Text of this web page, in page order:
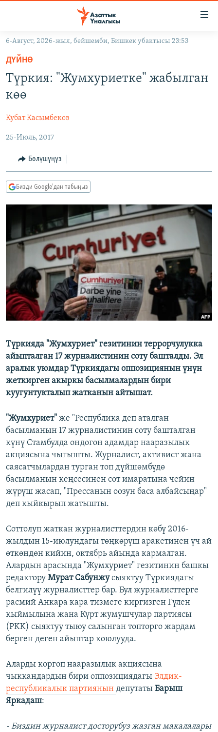
Навигацияга
өтүңүз
Издөөгө
салыңыз
ЖАҢЫЛЫКТАР
КЫРГЫЗСТАН
КЫРГЫЗСТАН
ЭКОНОМИКА
МАДАНИЯТ
ДҮЙНӨ
БОРБОР АЗИЯ
АТАЙЫН ИЛИКТӨӨ
ТВ ПРОГРАММАЛАР
БҮГҮН АЗАТТЫКТА
БИЗ ЖАНА ДҮЙНӨ
ЭЖЕ-СИҢДИЛЕР
АЗАТТЫК+
ЫҢГАЙСЫЗ СУРООЛОР
ПОДКАСТ
ӨЗГӨЧӨ ПИКИР
ОНЛАЙН ШЕРИНЕ
ЭЕ/АРнун бардык сайттары
6-Август, 2026-жыл, бейшемби, Бишкек убактысы 23:53
ДҮЙНӨ
Түркия: "Жумхуриетке" жабылган
көө
Кубат Касымбеков
25-Июль, 2017
Бөлүшүңүз
Бизди Google'дан табыңыз
Түркияда "Жумхуриет" гезитинин террорчулукка
айыпталган 17 журналистинин соту башталды. Эл
аралык уюмдар Түркиядагы оппозициянын үнүн
жеткирген акыркы басылмалардын бири
куугунтукталып жатканын айтышат.
"Жумхуриет" же "Республика деп аталган
басылманын 17 журналистинин соту башталган
күнү Стамбулда ондогон адамдар нааразылык
акциясына чыгышты. Журналист, активист жана
саясатчылардан турган топ дүйшөмбүдө
басылманын кеңсесинен сот имаратына чейин
жүрүш жасап, "Прессанын оозун баса албайсыңар"
деп кыйкырып жатышты.
Соттолуп жаткан журналисттердин көбү 2016-
жылдын 15-июлундагы төңкөрүш аракетинен үч ай
өткөндөн кийин, октябрь айында кармалган.
Алардын арасында "Жумхуриет" гезитинин башкы
редактору Мурат Сабунжусыяктуу Түркиядагы
белгилүү журналисттер бар. Бул журналисттерге
расмий Анкара кара тизмеге киргизген Гүлен
кыймылына жана Күрт жумушчулар партиясы
(PKK) сыяктуу тыюу салынган топторго жардам
берген деген айыптар коюлууда.
Аларды коргоп нааразылык акциясына
чыккандардын бири оппозициядагы Элдик-
республикалык партиянын депутаты Барыш
Яркадаш:
- Биздин журналист досторубуз жазган макалалары